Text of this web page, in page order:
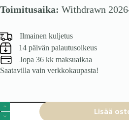
Toimitusaika: Withdrawn
Ilmainen kuljetus
14 päivän palautusoikeus
Jopa 36 kk maksuaikaa
Saatavilla vain verkkokaupasta!
Tuoli
NOIRRA,
Lisää